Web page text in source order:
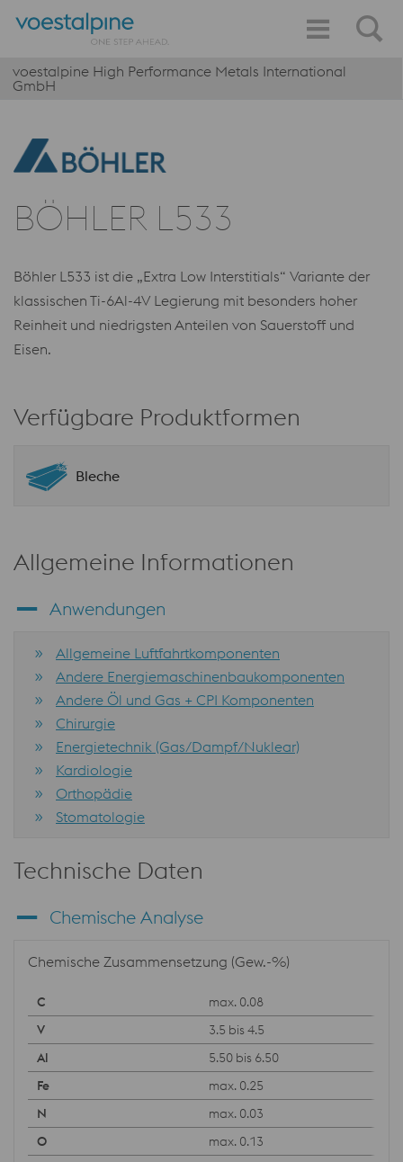
voestalpine High Performance Metals International
GmbH
BÖHLER L533
Böhler L533 ist die „Extra Low Interstitials“ Variante der
klassischen Ti-6Al-4V Legierung mit besonders hoher
Reinheit und niedrigsten Anteilen von Sauerstoff und
Eisen.
Verfügbare Produktformen
Bleche
Allgemeine Informationen
Anwendungen
Allgemeine Luftfahrtkomponenten
Andere Energiemaschinenbaukomponenten
Andere Öl und Gas + CPI Komponenten
Chirurgie
Energietechnik (Gas/Dampf/Nuklear)
Kardiologie
Orthopädie
Stomatologie
Technische Daten
Chemische Analyse
Chemische Zusammensetzung (Gew.-%)
max. 0.08
3.5 bis 4.5
5.50 bis 6.50
max. 0.25
max. 0.03
max. 0.13